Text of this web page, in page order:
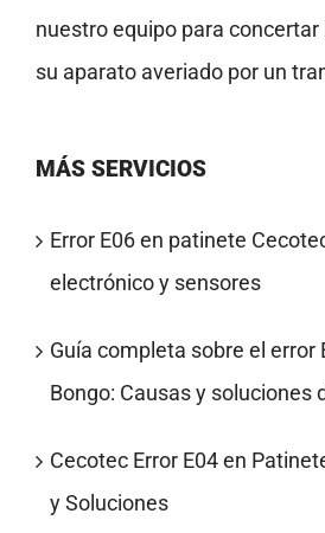
nuestro equipo para concertar
su aparato averiado por un
MÁS SERVICIOS
Error E06 en patinete
electrónico y sensores
Guía completa sobre el error
Bongo: Causas y soluciones
Cecotec Error E04 en
y Soluciones